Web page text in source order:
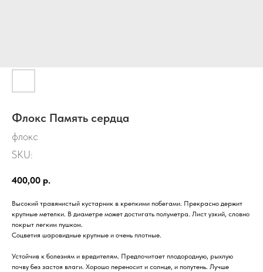
Флокс Память сердца
флокс
SKU:
400,00 р.
Высокий травянистый кустарник в крепкими побегами. Прекрасно держит
крупные метелки. В диаметре может достигать полуметра. Лист узкий, словно
покрыт легким пушком.
Соцветия шаровидные крупные и очень плотные.
Устойчив к болезням и вредителям. Предпочитает плодородную, рыхлую
почву без застоя влаги. Хорошо переносит и солнце, и полутень. Лучше